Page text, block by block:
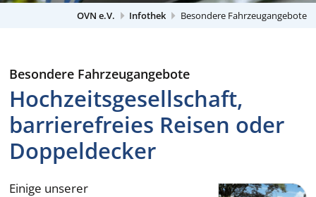
OVN e.V. Infothek Besondere Fahrzeugangebote
Besondere Fahrzeugangebote
Hochzeitsgesellschaft,
barrierefreies Reisen oder
Doppeldecker
Einige unserer